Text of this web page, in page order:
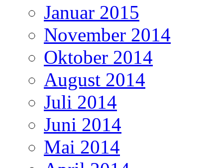
Januar 2015
November 2014
Oktober 2014
August 2014
Juli 2014
Juni 2014
Mai 2014